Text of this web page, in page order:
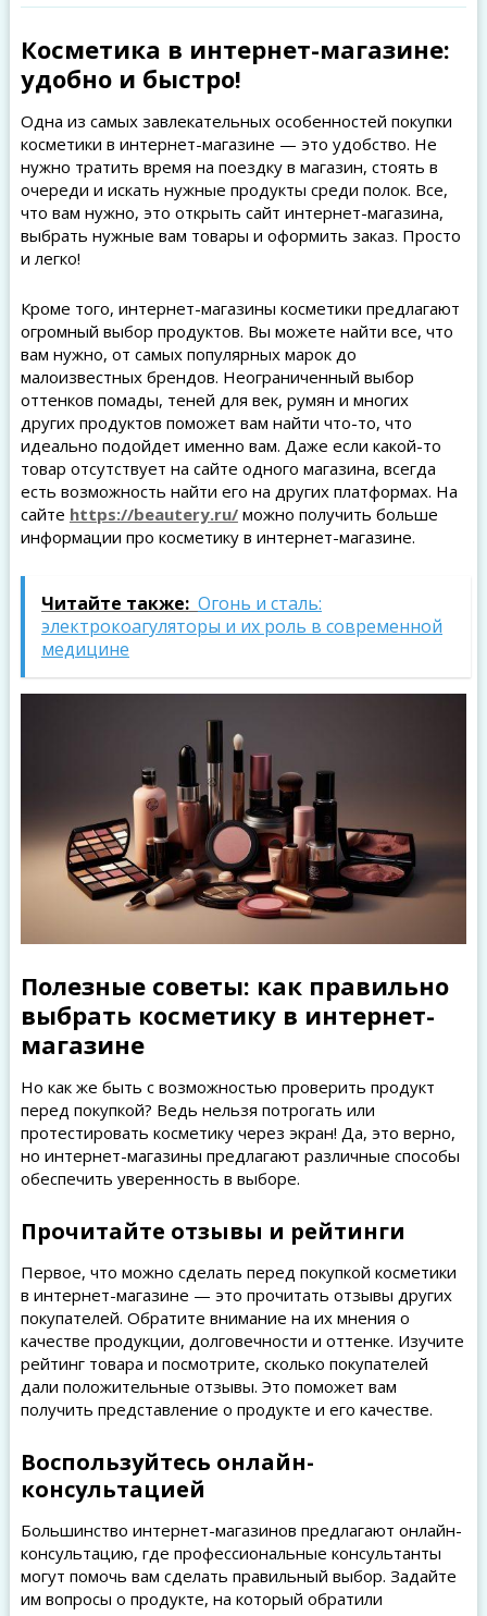
Косметика в интернет-магазине:
удобно и быстро!
Одна из самых завлекательных особенностей покупки
косметики в интернет-магазине — это удобство. Не
нужно тратить время на поездку в магазин, стоять в
очереди и искать нужные продукты среди полок. Все,
что вам нужно, это открыть сайт интернет-магазина,
выбрать нужные вам товары и оформить заказ. Просто
и легко!
Кроме того, интернет-магазины косметики предлагают
огромный выбор продуктов. Вы можете найти все, что
вам нужно, от самых популярных марок до
малоизвестных брендов. Неограниченный выбор
оттенков помады, теней для век, румян и многих
других продуктов поможет вам найти что-то, что
идеально подойдет именно вам. Даже если какой-то
товар отсутствует на сайте одного магазина, всегда
есть возможность найти его на других платформах. На
сайте https://beautery.ru/можно получить больше
информации про косметику в интернет-магазине.
Читайте также: Огонь и сталь:
электрокоагуляторы и их роль в современной
медицине
Полезные советы: как правильно
выбрать косметику в интернет-
магазине
Но как же быть с возможностью проверить продукт
перед покупкой? Ведь нельзя потрогать или
протестировать косметику через экран! Да, это верно,
но интернет-магазины предлагают различные способы
обеспечить уверенность в выборе.
Прочитайте отзывы и рейтинги
Первое, что можно сделать перед покупкой косметики
в интернет-магазине — это прочитать отзывы других
покупателей. Обратите внимание на их мнения о
качестве продукции, долговечности и оттенке. Изучите
рейтинг товара и посмотрите, сколько покупателей
дали положительные отзывы. Это поможет вам
получить представление о продукте и его качестве.
Воспользуйтесь онлайн-
консультацией
Большинство интернет-магазинов предлагают онлайн-
консультацию, где профессиональные консультанты
могут помочь вам сделать правильный выбор. Задайте
им вопросы о продукте, на который обратили